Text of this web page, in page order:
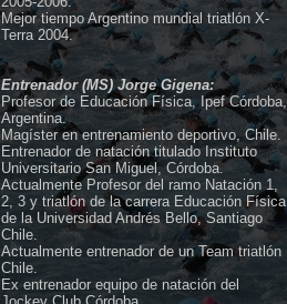
Mejor tiempo Argentino mundial triatlón X-
Terra 2004.
Entrenador (MS) Jorge Gigena:
Profesor de Educación Física, Ipef Córdoba,
Argentina.
Magíster en entrenamiento deportivo, Chile.
Entrenador de natación titulado Instituto
Universitario San Miguel, Córdoba.
Actualmente Profesor del ramo Natación 1,
2, 3 y triatlón de la carrera Educación Física
de la Universidad Andrés Bello, Santiago
Chile.
Actualmente entrenador de un Team triatlón
Chile.
Ex entrenador equipo de natación del
Jockey Club Córdoba.